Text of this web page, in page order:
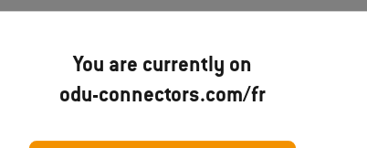
You are currently on
odu-connectors.com/fr